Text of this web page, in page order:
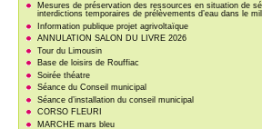
Mesures de préservation des ressources en situation de
interdictions temporaires de prélèvements d’eau dans le
Information publique projet agrivoltaïque
ANNULATION SALON DU LIVRE 2026
Tour du Limousin
Base de loisirs de Rouffiac
Soirée théatre
Séance du Conseil municipal
Séance d’installation du conseil municipal
CORSO FLEURI
MARCHE mars bleu